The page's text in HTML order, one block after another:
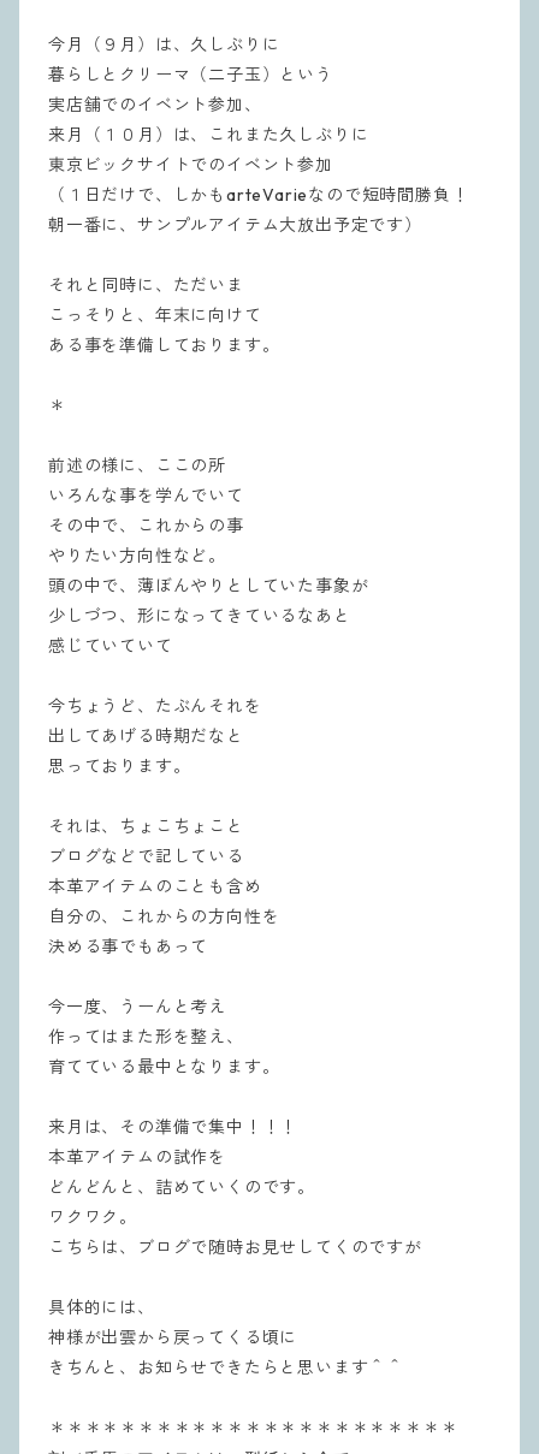
今月（９月）は、久しぶりに
暮らしとクリーマ（二子玉）という
実店舗でのイベント参加、
来月（１０月）は、これまた久しぶりに
東京ビックサイトでのイベント参加
（１日だけで、しかもarteVarieなので短時間勝負！
朝一番に、サンプルアイテム大放出予定です）
それと同時に、ただいま
こっそりと、年末に向けて
ある事を準備しております。
＊
前述の様に、ここの所
いろんな事を学んでいて
その中で、これからの事
やりたい方向性など。
頭の中で、薄ぼんやりとしていた事象が
少しづつ、形になってきているなあと
感じていていて
今ちょうど、たぶんそれを
出してあげる時期だなと
思っております。
それは、ちょこちょこと
ブログなどで記している
本革アイテムのことも含め
自分の、これからの方向性を
決める事でもあって
今一度、うーんと考え
作ってはまた形を整え、
育てている最中となります。
来月は、その準備で集中！！！
本革アイテムの試作を
どんどんと、詰めていくのです。
ワクワク。
こちらは、ブログで随時お見せしてくのですが
具体的には、
神様が出雲から戻ってくる頃に
きちんと、お知らせできたらと思います＾＾
＊＊＊＊＊＊＊＊＊＊＊＊＊＊＊＊＊＊＊＊＊＊＊